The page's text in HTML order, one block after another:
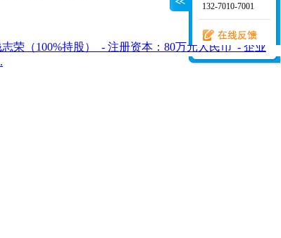
荣（100%持股） - 注册资本：80万元人民币 - 企业
132-7010-7001